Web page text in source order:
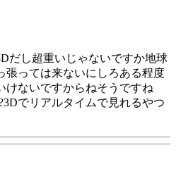
だし超重いじゃないですか地球
張っては来ないにしろある程度
けないですからねそうですね
でリアルタイムで見れるやつ